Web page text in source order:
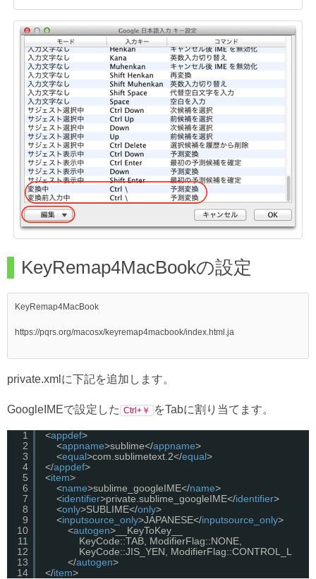
KeyRemap4MacBookの設定
KeyRemap4MacBook
https://pqrs.org/macosx/keyremap4macbook/index.html.ja
private.xmlに下記を追加します。
GoogleIMEで設定した Ctrl+￥ をTabに割り当てます。
1
2
3
4
5
6
7
8
9
10
11
12
13
14
<appdef>
<appname>sublime</appname>
<equal>com.sublimetext.2</equal>
</appdef>
<item>
<name>sublime_googleIME</name>
<identifier>private.sublime_googleIME</identifier>
<only>SUBLIME</only>
<inputsource_only>JAPANESE</inputsource_only>
<autogen>__KeyToKey__
KeyCode::TAB, ModifierFlag::NONE,
KeyCode::JIS_YEN, ModifierFlag::CONTROL_L
</autogen>
</item>